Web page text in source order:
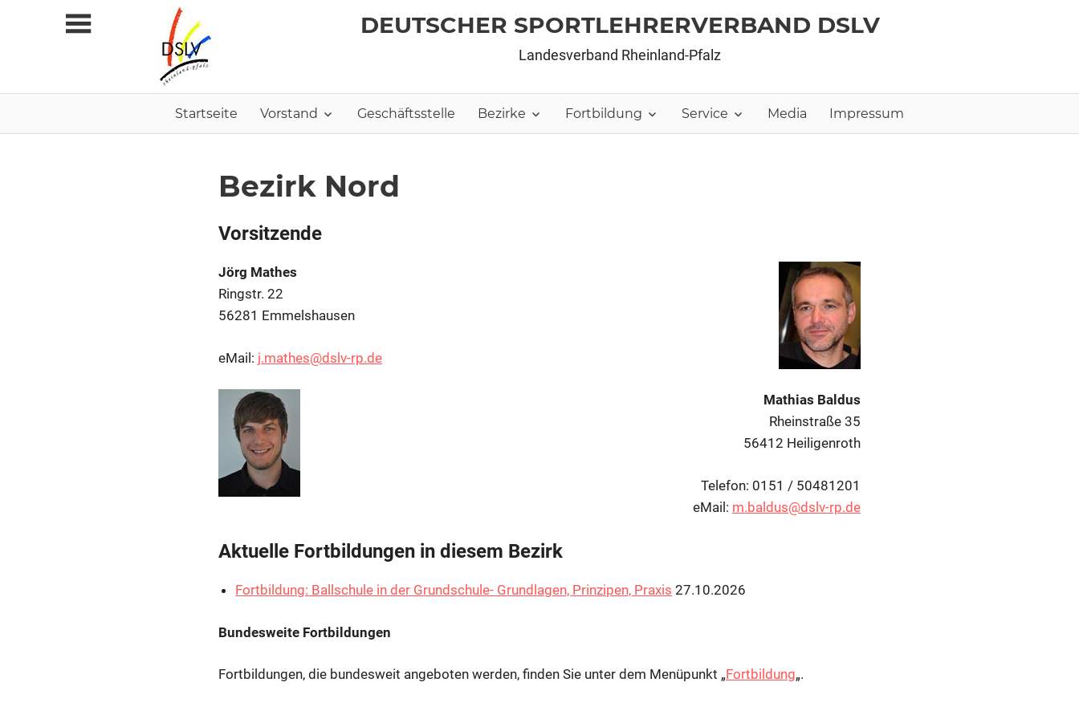
DEUTSCHER SPORTLEHRERVERBAND DSLV
Landesverband Rheinland-Pfalz
Startseite Vorstand Geschäftsstelle Bezirke Fortbildung Service Media Impressum
Bezirk Nord
Vorsitzende
Jörg Mathes
Ringstr. 22
56281 Emmelshausen
eMail: j.mathes@dslv-rp.de
Mathias Baldus
Rheinstraße 35
56412 Heiligenroth
Telefon: 0151 / 50481201
eMail: m.baldus@dslv-rp.de
Aktuelle Fortbildungen in diesem Bezirk
Fortbildung: Ballschule in der Grundschule- Grundlagen, Prinzipen, Praxis 27.10.2026
Bundesweite Fortbildungen
Fortbildungen, die bundesweit angeboten werden, finden Sie unter dem Menüpunkt „Fortbildung„.